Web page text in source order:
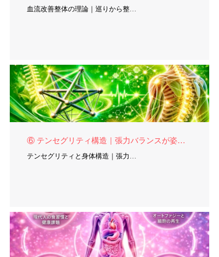
血流改善整体の理論｜巡りから整…
⑥ テンセグリティ構造｜張力バランスが姿勢を決める
テンセグリティと身体構造｜張力…